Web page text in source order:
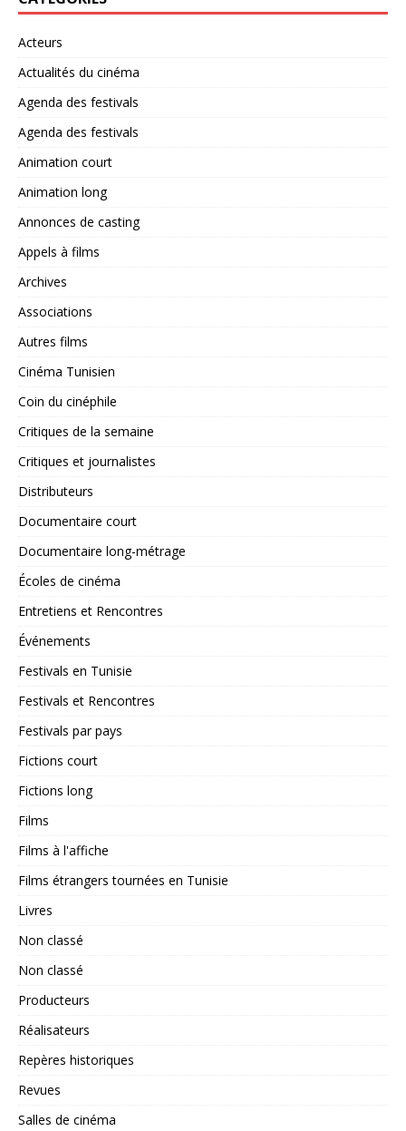
Acteurs
Actualités du cinéma
Agenda des festivals
Agenda des festivals
Animation court
Animation long
Annonces de casting
Appels à films
Archives
Associations
Autres films
Cinéma Tunisien
Coin du cinéphile
Critiques de la semaine
Critiques et journalistes
Distributeurs
Documentaire court
Documentaire long-métrage
Écoles de cinéma
Entretiens et Rencontres
Événements
Festivals en Tunisie
Festivals et Rencontres
Festivals par pays
Fictions court
Fictions long
Films
Films à l'affiche
Films étrangers tournées en Tunisie
Livres
Non classé
Non classé
Producteurs
Réalisateurs
Repères historiques
Revues
Salles de cinéma